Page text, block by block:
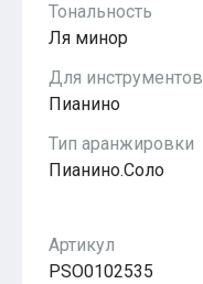
Тональность
Ля минор
Для инструментов
Пианино
Тип аранжировки
Пианино.Соло
Артикул
PSO0102535